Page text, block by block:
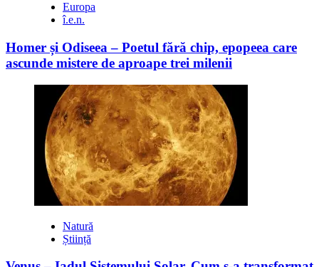
Europa
î.e.n.
Homer și Odiseea – Poetul fără chip, epopeea care
ascunde mistere de aproape trei milenii
Natură
Știință